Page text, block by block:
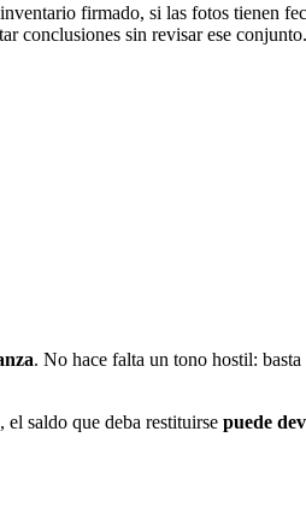
firmado, si las fotos tienen
conclusiones sin revisar ese conjunto.
. No hace falta un tono hostil:
el saldo que deba restituirse puede